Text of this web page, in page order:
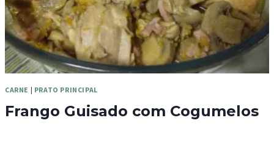
CARNE | PRATO PRINCIPAL
Frango Guisado com Cogumelos